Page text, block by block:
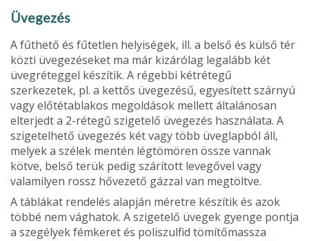
Üvegezés
A fűthető és fűtetlen helyiségek, ill. a belső és külső tér
közti üvegezéseket ma már kizárólag legalább két
üvegréteggel készítik. A régebbi kétrétegű
szerkezetek, pl. a kettős üvegezésű, egyesített szárnyú
vagy előtétablakos megoldá­sok mellett általánosan
elterjedt a 2-rétegű szige­telő üvegezés használata. A
szigetelhető üvege­zés két vagy több üveglapból áll,
melyek a szélek mentén légtömören össze vannak
kötve, belső te­rük pedig szárított levegővel vagy
valamilyen rossz hővezető gázzal van megtöltve.
A táblákat rendelés alapján méretre készítik és azok
többé nem vághatok. A szigetelő üvegek gyenge pontja
a szegélyek fémkeret és poliszulfid tömítőmassza